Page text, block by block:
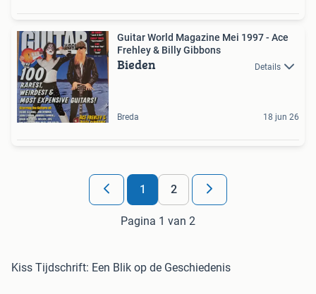
Guitar World Magazine Mei 1997 - Ace
Frehley & Billy Gibbons
Bieden Details
Breda 18 jun 26
1 2
Pagina 1 van 2
Kiss Tijdschrift: Een Blik op de Geschiedenis